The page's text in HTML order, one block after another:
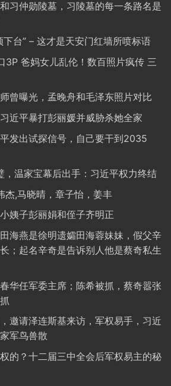
习仲勋陵墓，习陵墓的每一条路名是
下台” – 这才是天安门红墙所喷标语
3P 爸妈女儿乱伦！数百照片疯传 三
曾曝光，孟晚舟和毛泽东照片对比
近平暴打彭丽媛并威胁杀她全家
发出试探信号，自己要干到2035
，温家宝幕后出手：习近平权力终结
杰,马晓晴，章子怡，姜丰
姨子彭丽娟和侄子齐明正
海燕是徐明遗孀田海蓉妹妹，假父辛
；起名辛奇是告诉别人他是蔡奇私生
华任军委主席；陈希被抓，蔡奇嚣张
邀请泽连斯基来访，军权易手，习近
军鸟兽散
的？十二届三中全会后军权易主的秘